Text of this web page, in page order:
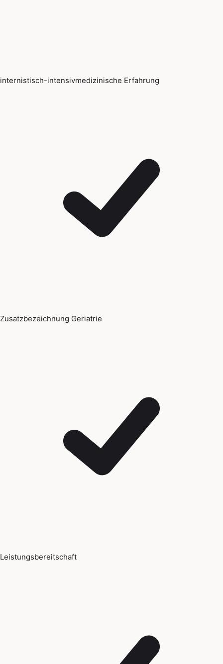
internistisch-intensivmedizinische Erfahrung
Zusatzbezeichnung Geriatrie
Leistungsbereitschaft